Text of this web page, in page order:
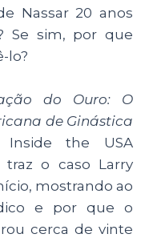
Nassar 20 anos
Se sim, por que
lo?
do Ouro: O
de Ginástica
the USA
traz o caso Larry
mostrando ao
e por que o
cerca de vinte